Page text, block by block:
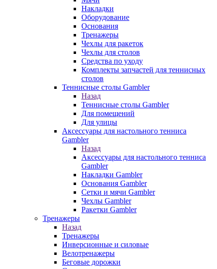
Накладки
Оборудование
Основания
Тренажеры
Чехлы для ракеток
Чехлы для столов
Средства по уходу
Комплекты запчастей для теннисных
столов
Теннисные столы Gambler
Назад
Теннисные столы Gambler
Для помещений
Для улицы
Аксессуары для настольного тенниса
Gambler
Назад
Аксессуары для настольного тенниса
Gambler
Накладки Gambler
Основания Gambler
Сетки и мячи Gambler
Чехлы Gambler
Ракетки Gambler
Тренажеры
Назад
Тренажеры
Инверсионные и силовые
Велотренажеры
Беговые дорожки